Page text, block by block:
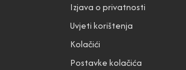
Izjava o privatnosti
Uvjeti korištenja
Kolačići
Postavke kolačića